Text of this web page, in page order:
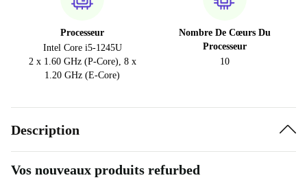
Processeur
Intel Core i5-1245U
2 x 1.60 GHz (P-Core), 8 x
1.20 GHz (E-Core)
Nombre De Cœurs Du
Processeur
10
Description
Vos nouveaux produits refurbed